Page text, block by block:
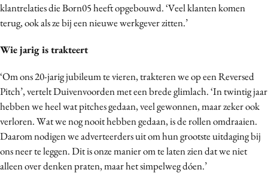
klantrelaties die Born05 heeft opgebouwd. ‘Veel klanten komen
terug, ook als ze bij een nieuwe werkgever zitten.’
Wie jarig is trakteert
‘Om ons 20-jarig jubileum te vieren, trakteren we op een Reversed
Pitch’, vertelt Duivenvoorden met een brede glimlach. ‘In twintig jaar
hebben we heel wat pitches gedaan, veel gewonnen, maar zeker ook
verloren. Wat we nog nooit hebben gedaan, is de rollen omdraaien.
Daarom nodigen we adverteerders uit om hun grootste uitdaging bij
ons neer te leggen. Dit is onze manier om te laten zien dat we niet
alleen over denken praten, maar het simpelweg dóen.’